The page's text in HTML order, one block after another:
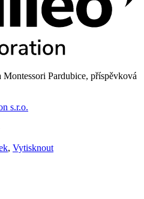
Pardubice, příspěvková
s.r.o.
, Vytisknout